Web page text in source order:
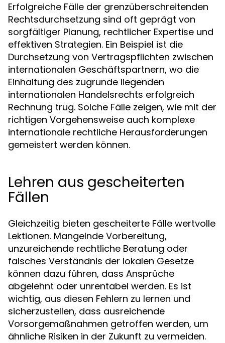
Erfolgreiche Fälle der grenzüberschreitenden
Rechtsdurchsetzung sind oft geprägt von
sorgfältiger Planung, rechtlicher Expertise und
effektiven Strategien. Ein Beispiel ist die
Durchsetzung von Vertragspflichten zwischen
internationalen Geschäftspartnern, wo die
Einhaltung des zugrunde liegenden
internationalen Handelsrechts erfolgreich
Rechnung trug. Solche Fälle zeigen, wie mit der
richtigen Vorgehensweise auch komplexe
internationale rechtliche Herausforderungen
gemeistert werden können.
Lehren aus gescheiterten
Fällen
Gleichzeitig bieten gescheiterte Fälle wertvolle
Lektionen. Mangelnde Vorbereitung,
unzureichende rechtliche Beratung oder
falsches Verständnis der lokalen Gesetze
können dazu führen, dass Ansprüche
abgelehnt oder unrentabel werden. Es ist
wichtig, aus diesen Fehlern zu lernen und
sicherzustellen, dass ausreichende
Vorsorgemaßnahmen getroffen werden, um
ähnliche Risiken in der Zukunft zu vermeiden.